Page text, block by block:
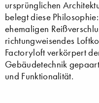
ursprünglichen
belegt diese
ehemaligen
richtungweisendes
Factoryloft verkörpert
Gebäudetechnik
und Funktionalität.